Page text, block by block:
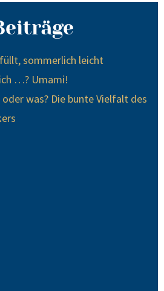
sommerlich leicht
…? Umami!
was? Die bunte Vielfalt des